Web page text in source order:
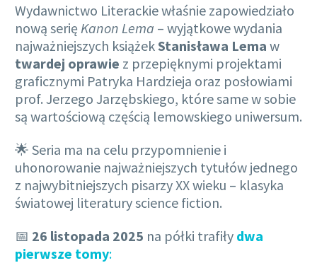
Wydawnictwo Literackie właśnie zapowiedziało
nową serię Kanon Lema – wyjątkowe wydania
najważniejszych książekStanisława Lema w
twardej oprawie z przepięknymi projektami
graficznymi Patryka Hardzieja oraz posłowiami
prof. Jerzego Jarzębskiego, które same w sobie
są wartościową częścią lemowskiego uniwersum.
🌟 Seria ma na celu przypomnienie i
uhonorowanie najważniejszych tytułów jednego
z najwybitniejszych pisarzy XX wieku – klasyka
światowej literatury science fiction.
📅 26 listopada 2025 na półki trafiły dwa
pierwsze tomy: